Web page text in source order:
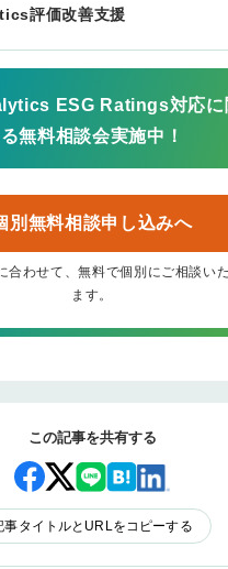
評価改善支援
ESG Ratings対応に
る無料相談会実施中！
別無料相談申し込みへ
合わせて、無料で個別にご相談い
ます。
この記事を共有する
事タイトルとURLをコピーする